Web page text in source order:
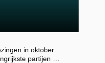
in oktober
partijen …